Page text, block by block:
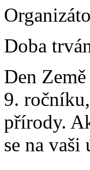
Doba
Den
9.
přírody.
se na vaši